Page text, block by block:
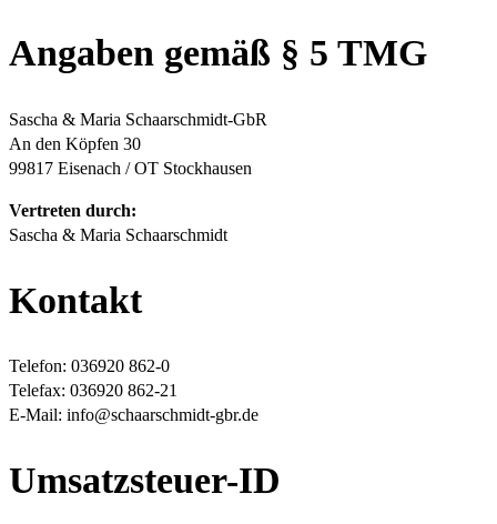
Angaben gemäß § 5 TMG
Sascha & Maria Schaarschmidt-GbR
An den Köpfen 30
99817 Eisenach / OT Stockhausen
Vertreten durch:
Sascha & Maria Schaarschmidt
Kontakt
Telefon: 036920 862-0
Telefax: 036920 862-21
E-Mail: info@schaarschmidt-gbr.de
Umsatzsteuer-ID